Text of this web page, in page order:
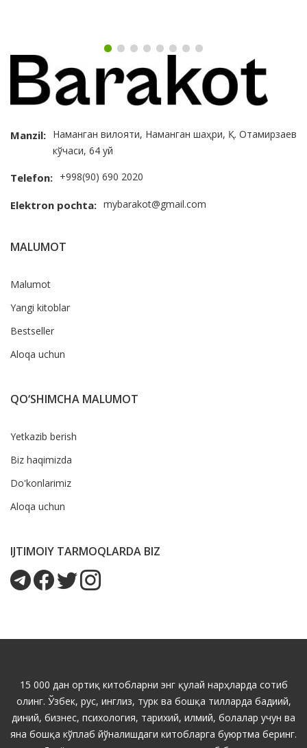
Manzil: Наманган вилояти, Наманган шаҳри, Қ. Отамирзаев
кўчаси, 64 уй
Telefon: +998(90) 690 2020
Elektron pochta: mybarakot@gmail.com
MALUMOT
Malumot
Yangi kitoblar
Bestseller
Aloqa uchun
QO‘SHIMCHA MALUMOT
Yetkazib berish
Biz haqimizda
Do'konlarimiz
Aloqa uchun
IJTIMOIY TARMOQLARDA BIZ
15 000 дан ортиқ китобларни энг қулай нарҳларда сотиб
олинг. Ўзбек, рус, инглиз, турк ва бошқа тилларда бадиий,
диний, бизнес, психология, тарихий, илмий, болалар учун ва
яна бошқа кўплаб йўналишдаги китобларга буюртма беринг.